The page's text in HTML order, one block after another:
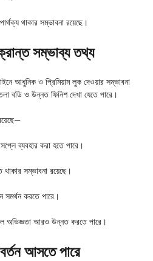
থাকার সম্ভাবনা রয়েছে।
সম্ভাব্য তথ্য
আধুনিক ও প্রিমিয়াম লুক দেওয়ার সম্ভাবনা
বডি ও উন্নত ফিনিশ দেখা যেতে পারে।
ব্যবহার করা হতে পারে।
থাকার সম্ভাবনা রয়েছে।
করতে পারে।
অভিজ্ঞতা আরও উন্নত করতে পারে।
আসতে পারে